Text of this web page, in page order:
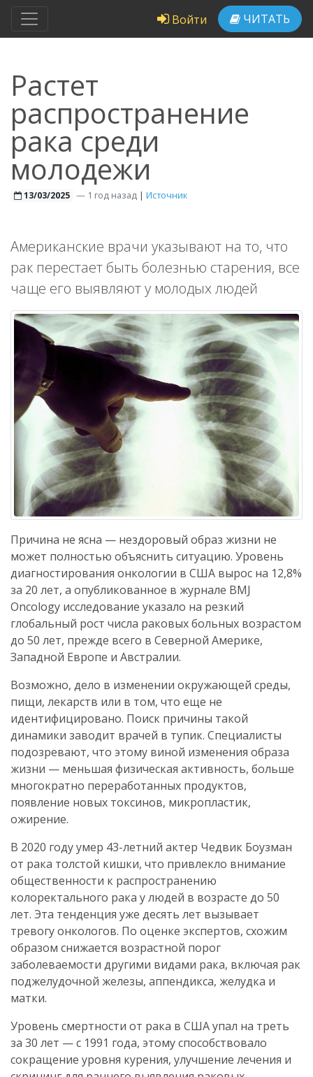
Войти ЧИТАТЬ
Растет
распространение
рака среди
молодежи
13/03/2025 —1 год назад | Источник
Американские врачи указывают на то, что
рак перестает быть болезнью старения, все
чаще его выявляют у молодых людей
Причина не ясна — нездоровый образ жизни не
может полностью объяснить ситуацию. Уровень
диагностирования онкологии в США вырос на 12,8%
за 20 лет, а опубликованное в журнале BMJ
Oncology исследование указало на резкий
глобальный рост числа раковых больных возрастом
до 50 лет, прежде всего в Северной Америке,
Западной Европе и Австралии.
Возможно, дело в изменении окружающей среды,
пищи, лекарств или в том, что еще не
идентифицировано. Поиск причины такой
динамики заводит врачей в тупик. Специалисты
подозревают, что этому виной изменения образа
жизни — меньшая физическая активность, больше
многократно переработанных продуктов,
появление новых токсинов, микропластик,
ожирение.
В 2020 году умер 43-летний актер Чедвик Боузман
от рака толстой кишки, что привлекло внимание
общественности к распространению
колоректального рака у людей в возрасте до 50
лет. Эта тенденция уже десять лет вызывает
тревогу онкологов. По оценке экспертов, схожим
образом снижается возрастной порог
заболеваемости другими видами рака, включая рак
поджелудочной железы, аппендикса, желудка и
матки.
Уровень смертности от рака в США упал на треть
за 30 лет — с 1991 года, этому способствовало
сокращение уровня курения, улучшение лечения и